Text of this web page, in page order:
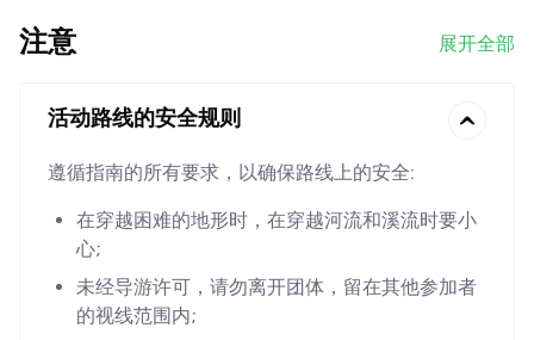
注意 展开全部
活动路线的安全规则
遵循指南的所有要求，以确保路线上的安全:
在穿越困难的地形时，在穿越河流和溪流时要小
心;
未经导游许可，请勿离开团体，留在其他参加者
的视线范围内;